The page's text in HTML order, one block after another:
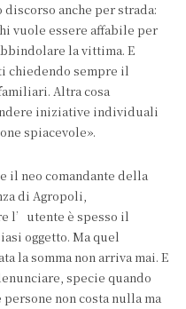
anche per strada:
vuole essere affabile per
la vittima. E
chiedendo sempre il
Altra cosa
iniziative individuali
spiacevole».
il neo comandante della
di Agropoli,
l’utente è spesso il
oggetto. Ma quel
la somma non arriva mai. E
specie quando
non costa nulla ma